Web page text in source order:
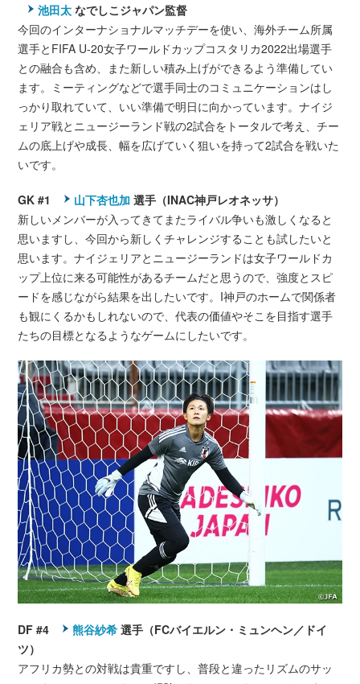
池田太 なでしこジャパン監督
今回のインターナショナルマッチデーを使い、海外チーム所属
選手とFIFA U-20女子ワールドカップコスタリカ2022出場選手
との融合も含め、また新しい積み上げができるよう準備してい
ます。ミーティングなどで選手同士のコミュニケーションはし
っかり取れていて、いい準備で明日に向かっています。ナイジ
ェリア戦とニュージーランド戦の2試合をトータルで考え、チー
ムの底上げや成長、幅を広げていく狙いを持って2試合を戦いた
いです。
GK #1 山下杏也加 選手（INAC神戸レオネッサ）
新しいメンバーが入ってきてまたライバル争いも激しくなると
思いますし、今回から新しくチャレンジすることも試したいと
思います。ナイジェリアとニュージーランドは女子ワールドカ
ップ上位に来る可能性があるチームだと思うので、強度とスピ
ードを感じながら結果を出したいです。I神戸のホームで関係者
も観にくるかもしれないので、代表の価値やそこを目指す選手
たちの目標となるようなゲームにしたいです。
DF #4 熊谷紗希 選手（FCバイエルン・ミュンヘン／ドイ
ツ）
アフリカ勢との対戦は貴重ですし、普段と違ったリズムのサッ